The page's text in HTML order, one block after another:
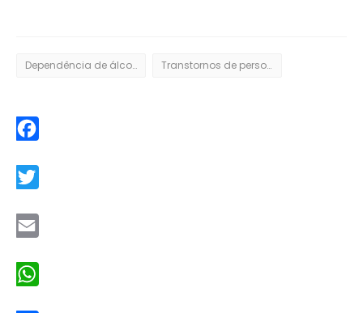
Dependência de álcool Transtornos de personalidade